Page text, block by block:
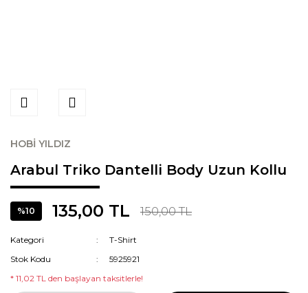
HOBİ YILDIZ
Arabul Triko Dantelli Body Uzun Kollu
%10 135,00 TL 150,00 TL
Kategori
T-Shirt
Stok Kodu
5925921
* 11,02 TL den başlayan taksitlerle!